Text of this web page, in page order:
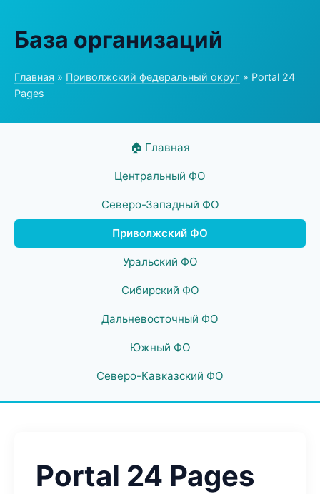
База организаций
Главная » Приволжский федеральный округ » Portal 24
Pages
🏠 Главная
Центральный ФО
Северо-Западный ФО
Приволжский ФО
Уральский ФО
Сибирский ФО
Дальневосточный ФО
Южный ФО
Северо-Кавказский ФО
Portal 24 Pages